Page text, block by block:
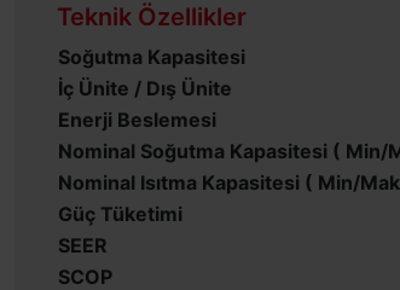
Teknik Özellikler
Soğutma Kapasitesi
İç Ünite / Dış Ünite
Enerji Beslemesi
Nominal Soğutma Kapasitesi ( Min/
Nominal Isıtma Kapasitesi ( Min/
Güç Tüketimi
SEER
SCOP